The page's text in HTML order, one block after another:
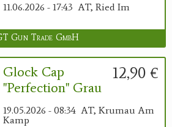
11.06.2026 - 17:43 AT, Ried Im
Gun Trade GmbH
12,90 €
Glock Cap
"Perfection" Grau
19.05.2026 - 08:34 AT, Krumau Am
Kamp